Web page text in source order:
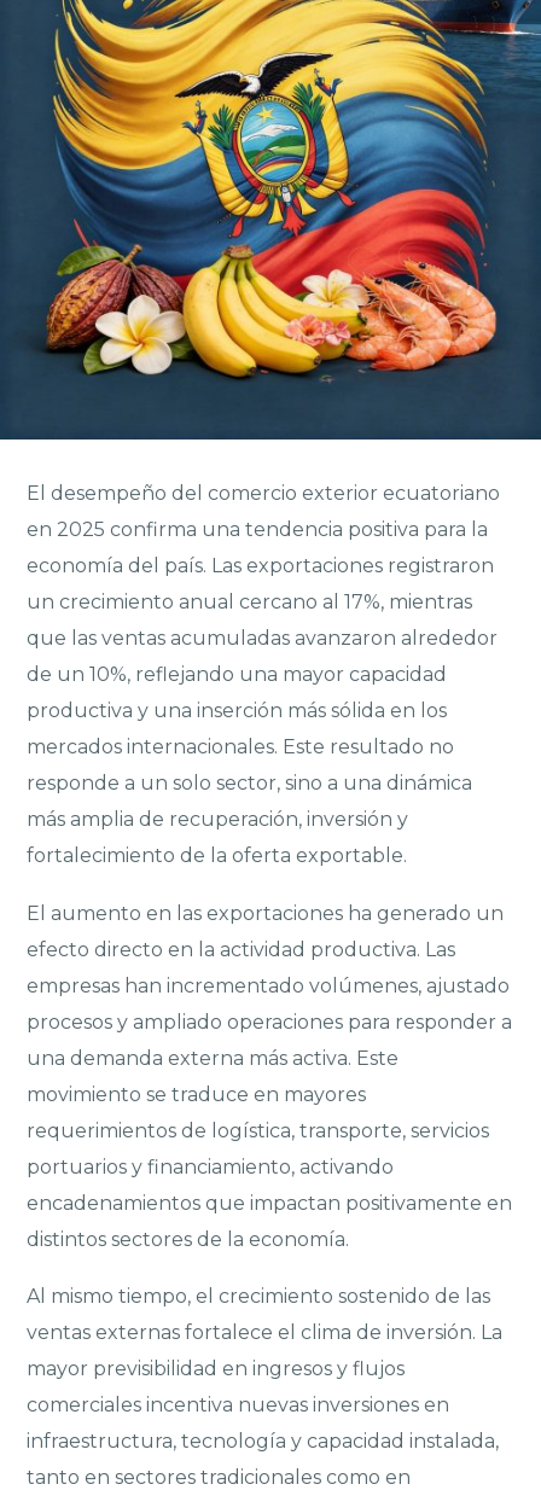
El desempeño del comercio exterior ecuatoriano
en 2025 confirma una tendencia positiva para la
economía del país. Las exportaciones registraron
un crecimiento anual cercano al 17%, mientras
que las ventas acumuladas avanzaron alrededor
de un 10%, reflejando una mayor capacidad
productiva y una inserción más sólida en los
mercados internacionales. Este resultado no
responde a un solo sector, sino a una dinámica
más amplia de recuperación, inversión y
fortalecimiento de la oferta exportable.
El aumento en las exportaciones ha generado un
efecto directo en la actividad productiva. Las
empresas han incrementado volúmenes, ajustado
procesos y ampliado operaciones para responder a
una demanda externa más activa. Este
movimiento se traduce en mayores
requerimientos de logística, transporte, servicios
portuarios y financiamiento, activando
encadenamientos que impactan positivamente en
distintos sectores de la economía.
Al mismo tiempo, el crecimiento sostenido de las
ventas externas fortalece el clima de inversión. La
mayor previsibilidad en ingresos y flujos
comerciales incentiva nuevas inversiones en
infraestructura, tecnología y capacidad instalada,
tanto en sectores tradicionales como en